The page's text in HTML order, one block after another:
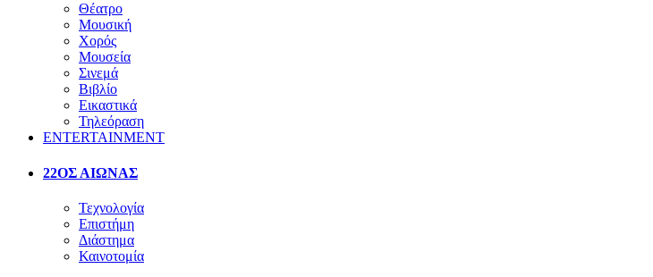
Θέατρο
Μουσική
Χορός
Μουσεία
Σινεμά
Βιβλίο
Εικαστικά
Τηλεόραση
ENTERTAINMENT
22ΟΣ ΑΙΩΝΑΣ
Τεχνολογία
Επιστήμη
Διάστημα
Καινοτομία